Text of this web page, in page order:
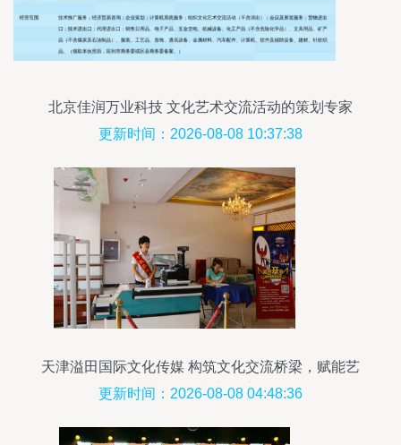
北京佳润万业科技 文化艺术交流活动的策划专家
更新时间：2026-08-08 10:37:38
天津溢田国际文化传媒 构筑文化交流桥梁，赋能艺
术活动策划新篇章
更新时间：2026-08-08 04:48:36